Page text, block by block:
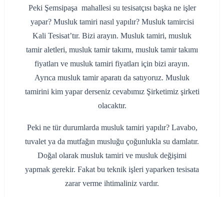
Peki Şemsipaşa mahallesi su tesisatçısı başka ne işler
yapar? Musluk tamiri nasıl yapılır? Musluk tamircisi
Kali Tesisat’tır. Bizi arayın. Musluk tamiri, musluk
tamir aletleri, musluk tamir takımı, musluk tamir takımı
fiyatları ve musluk tamiri fiyatları için bizi arayın.
Ayrıca musluk tamir aparatı da satıyoruz. Musluk
tamirini kim yapar derseniz cevabımız Şirketimiz şirketi
olacaktır.
Peki ne tür durumlarda musluk tamiri yapılır? Lavabo,
tuvalet ya da mutfağın musluğu çoğunlukla su damlatır.
Doğal olarak musluk tamiri ve musluk değişimi
yapmak gerekir. Fakat bu teknik işleri yaparken tesisata
zarar verme ihtimaliniz vardır.